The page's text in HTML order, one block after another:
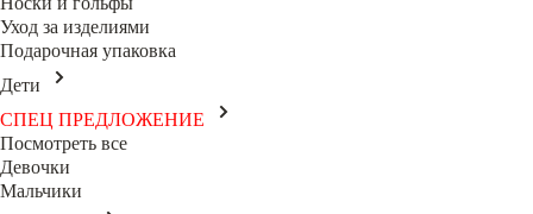
Уход за изделиями
Подарочная упаковка
Дети
СПЕЦ ПРЕДЛОЖЕНИЕ
Посмотреть все
Девочки
Мальчики